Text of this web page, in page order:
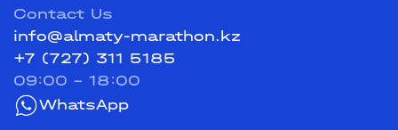
Contact Us
info@almaty-marathon.kz
+7 (727) 311 5185
09:00 - 18:00
WhatsApp